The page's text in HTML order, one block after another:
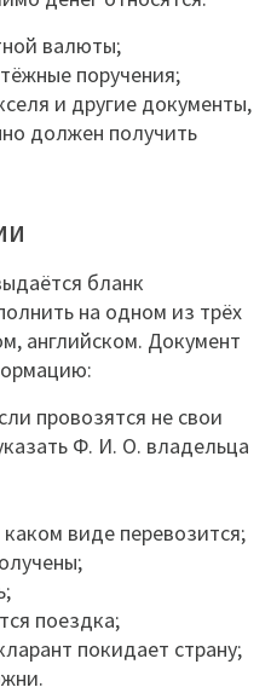
валюты;
поручения;
и другие документы,
должен получить
бланк
на одном из трёх
английском. Документ
провозятся не свои
Ф. И. О. владельца
виде перевозится;
поездка;
покидает страну;